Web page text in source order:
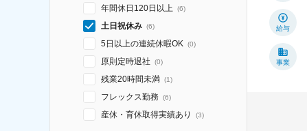
年間休日120日以上 (6)
土日祝休み (6)
5日以上の連続休暇OK (0)
原則定時退社 (0)
残業20時間未満 (1)
フレックス勤務 (6)
産休・育休取得実績あり (3)
給与
事業